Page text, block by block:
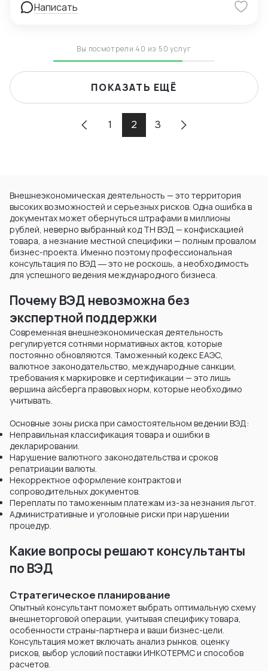
Написать
Вы посмотрели 40 из 50 услуг
ПОКАЗАТЬ ЕЩЁ
1 2 3
Внешнеэкономическая деятельность — это территория
высоких возможностей и серьезных рисков. Одна ошибка в
документах может обернуться штрафами в миллионы
рублей, неверно выбранный код ТН ВЭД — конфискацией
товара, а незнание местной специфики — полным провалом
бизнес-проекта. Именно поэтому профессиональная
консультация по ВЭД ― это не роскошь, а необходимость
для успешного ведения международного бизнеса.
Почему ВЭД невозможна без
экспертной поддержки
Современная внешнеэкономическая деятельность
регулируется сотнями нормативных актов, которые
постоянно обновляются. Таможенный кодекс ЕАЭС,
валютное законодательство, международные санкции,
требования к маркировке и сертификации — это лишь
вершина айсберга правовых норм, которые необходимо
учитывать.
Основные зоны риска при самостоятельном ведении ВЭД:
Неправильная классификация товара и ошибки в
декларировании.
Нарушение валютного законодательства и сроков
репатриации валюты.
Некорректное оформление контрактов и
сопроводительных документов.
Переплаты по таможенным платежам из-за незнания льгот.
Административные и уголовные риски при нарушении
процедур.
Какие вопросы решают консультанты
по ВЭД
Стратегическое планирование
Опытный консультант поможет выбрать оптимальную схему
внешнеторговой операции, учитывая специфику товара,
особенности страны-партнера и ваши бизнес-цели.
Консультация может включать анализ рынков, оценку
рисков, выбор условий поставки ИНКОТЕРМС и способов
расчетов.